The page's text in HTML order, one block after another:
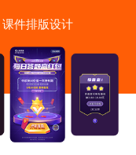
课件排版设计